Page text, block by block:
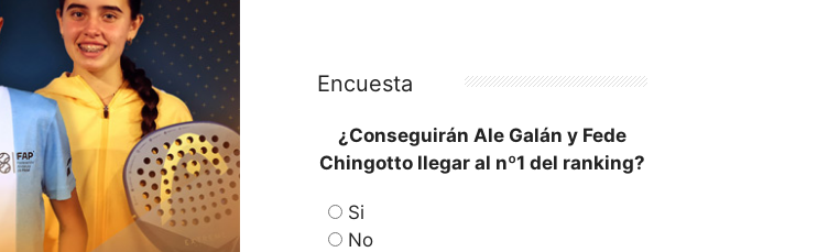
Encuesta
¿Conseguirán Ale Galán y Fede
Chingotto llegar al nº1 del ranking?
Si
No